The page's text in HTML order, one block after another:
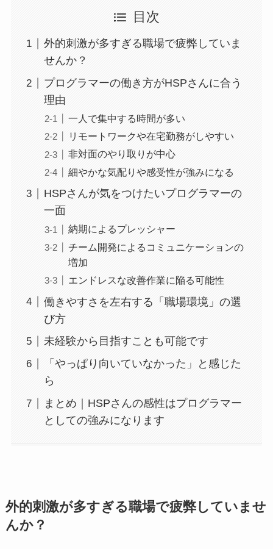
目次
外的刺激が多すぎる職場で疲弊していま
せんか？
プログラマーの働き方がHSPさんに合う
理由
一人で集中する時間が多い
リモートワークや在宅勤務がしやすい
非対面のやり取りが中心
細やかな気配りや感受性が強みになる
HSPさんが気をつけたいプログラマーの
一面
納期によるプレッシャー
チーム開発によるコミュニケーションの
増加
エンドレスな改善作業に陥る可能性
働きやすさを左右する「職場環境」の選
び方
未経験から目指すことも可能です
「やっぱり向いていなかった」と感じた
ら
まとめ｜HSPさんの感性はプログラマー
としての強みになります
外的刺激が多すぎる職場で疲弊していませ
んか？